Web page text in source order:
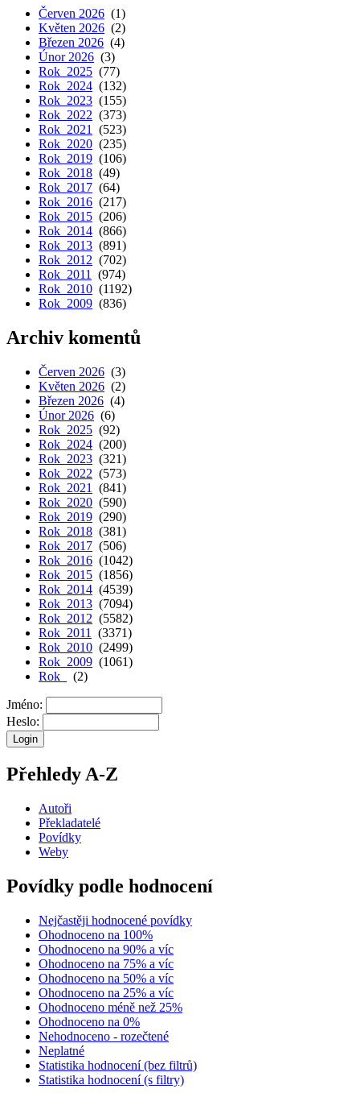
Červen 2026 (1)
Květen 2026 (2)
Březen 2026 (4)
Únor 2026 (3)
Rok 2025 (77)
Rok 2024 (132)
Rok 2023 (155)
Rok 2022 (373)
Rok 2021
(523)
Rok 2020 (235)
Rok 2019 (106)
Rok 2018 (49)
Rok 2017 (64)
Rok 2016 (217)
Rok 2015 (206)
Rok 2014 (866)
Rok 2013 (891)
Rok 2012 (702)
Rok 2011
(974)
Rok 2010 (1192)
Rok 2009 (836)
Archiv komentů
Červen 2026 (3)
Květen 2026 (2)
Březen 2026 (4)
Únor 2026 (6)
Rok 2025 (92)
Rok 2024 (200)
Rok 2023 (321)
Rok 2022 (573)
Rok 2021
(841)
Rok 2020 (590)
Rok 2019 (290)
Rok 2018 (381)
Rok 2017 (506)
Rok 2016 (1042)
Rok 2015 (1856)
Rok 2014 (4539)
Rok 2013 (7094)
Rok 2012 (5582)
Rok 2011
(3371)
Rok 2010 (2499)
Rok 2009 (1061)
Rok
(2)
Jméno:
Heslo:
Přehledy A-Z
Autoři
Překladatelé
Povídky
Weby
Povídky podle hodnocení
Nejčastěji hodnocené povídky
Ohodnoceno na 100%
Ohodnoceno na 90% a víc
Ohodnoceno na 75% a víc
Ohodnoceno na 50% a víc
Ohodnoceno na 25% a víc
Ohodnoceno méně než 25%
Ohodnoceno na 0%
Nehodnoceno - rozečtené
Neplatné
Statistika hodnocení (bez filtrů)
Statistika hodnocení (s filtry)